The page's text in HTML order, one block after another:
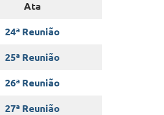
Ata
24ª Reunião
25ª Reunião
26ª Reunião
27ª Reunião